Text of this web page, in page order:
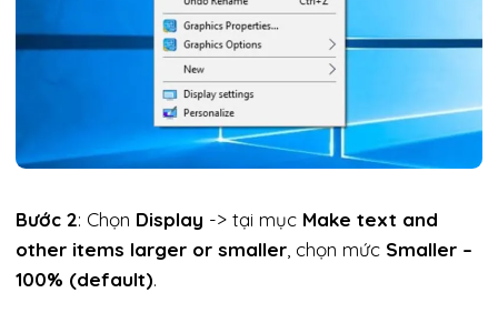
Bước 2: Chọn Display -> tại mục Make text and
other items larger or smaller , chọn mức Smaller –
100% (default).